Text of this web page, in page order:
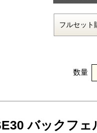
数量
バックフ